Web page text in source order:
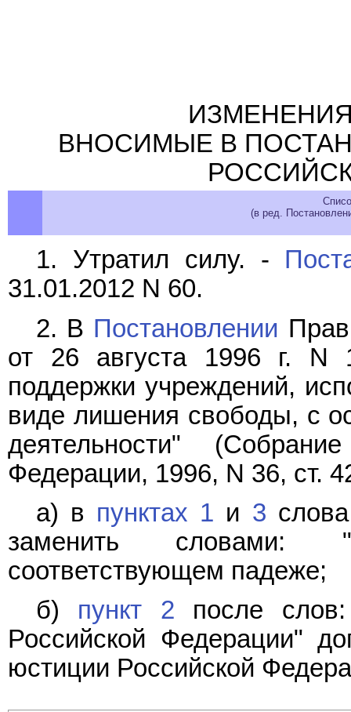
ВНОСИМЫЕ В
(в ред.
1. Утратил силу. -
31.01.2012 N 60.
2. В Постановлении
от 26 августа 1996 г. N
поддержки учреждений,
виде лишения свободы, с
деятельности"
Федерации, 1996, N 36, ст.
а) в пунктах 1 и 3
заменить словами:
соответствующем падеже;
б) пункт 2 после
Российской Федерации"
юстиции Российской